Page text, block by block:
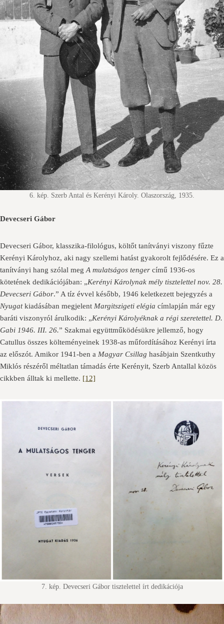
6. kép. Szerb Antal és Kerényi Károly. Olaszország, 1935.
Devecseri Gábor
Devecseri Gábor, klasszika-filológus, költőt tanítványi viszony fűzte
Kerényi Károlyhoz, aki nagy szellemi hatást gyakorolt fejlődésére. Ez a
tanítványi hang szólal meg A mulatságos tenger című 1936-os
kötetének dedikációjában: „Kerényi Károlynak mély tisztelettel nov. 28.
Devecseri Gábor.” A tíz évvel később, 1946 keletkezett bejegyzés a
Nyugatkiadásában megjelent Margitszigeti elégia címlapján már egy
baráti viszonyról árulkodik: „Kerényi Károlyéknak a régi szeretettel. D.
Gabi 1946. III. 26.” Szakmai együttműködésükre jellemző, hogy
Catullus összes költeményeinek 1938-as műfordításához Kerényi írta
az előszót. Amikor 1941-ben a Magyar Csillag hasábjain Szentkuthy
Miklós részéről méltatlan támadás érte Kerényit, Szerb Antallal közös
cikkben álltak ki mellette. [12]
7. kép. Devecseri Gábor tisztelettel írt dedikációja